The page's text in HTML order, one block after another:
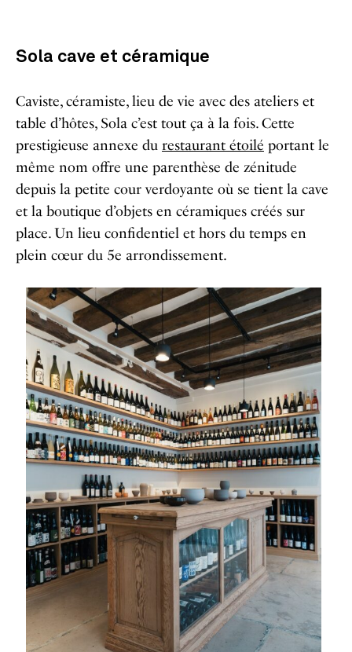
Sola cave et céramique
Caviste, céramiste, lieu de vie avec des ateliers et
table d’hôtes, Sola c’est tout ça à la fois. Cette
prestigieuse annexe du restaurant étoilé portant le
même nom offre une parenthèse de zénitude
depuis la petite cour verdoyante où se tient la cave
et la boutique d’objets en céramiques créés sur
place. Un lieu confidentiel et hors du temps en
plein cœur du 5e arrondissement.